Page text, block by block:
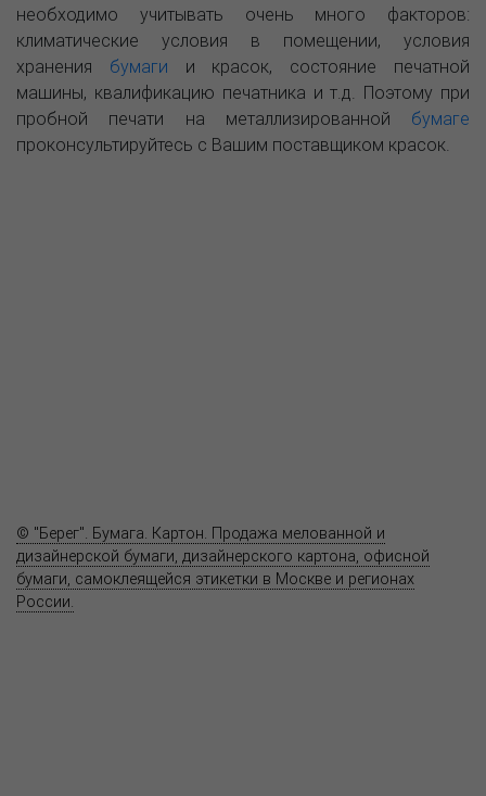
необходимо учитывать очень много факторов:
климатические условия в помещении, условия
хранения бумаги и красок, состояние печатной
машины, квалификацию печатника и т.д. Поэтому при
пробной печати на металлизированной бумаге
проконсультируйтесь с Вашим поставщиком красок.
© "Берег". Бумага. Картон. Продажа мелованной и
дизайнерской бумаги, дизайнерского картона, офисной
бумаги, самоклеящейся этикетки в Москве и регионах
России.